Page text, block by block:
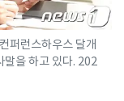
퍼런스하우스 달개
말을 하고 있다. 202